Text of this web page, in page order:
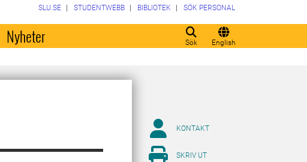
Sök English
SLU.SE STUDENTWEBB BIBLIOTEK SÖK PERSONAL
Nyheter
KONTAKT
SKRIV UT